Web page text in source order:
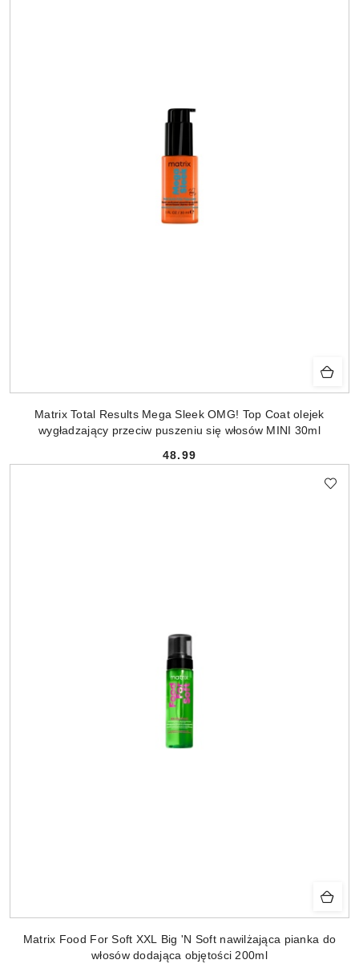
Matrix Total Results Mega Sleek OMG! Top Coat olejek
wygładzający przeciw puszeniu się włosów MINI 30ml
Cena:
48.99
Matrix Food For Soft XXL Big 'N Soft nawilżająca pianka do
włosów dodająca objętości 200ml